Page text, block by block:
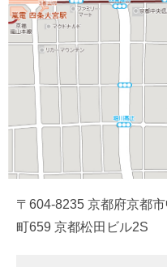
〒604-8235 京都府京都
町659 京都松田ビル2S